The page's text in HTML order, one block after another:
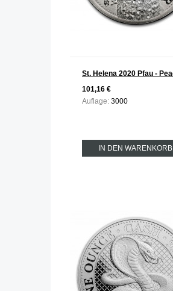
101,16 €
Auflage: 3000
IN DEN WARENKORB